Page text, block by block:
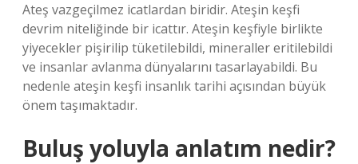
Ateş vazgeçilmez icatlardan biridir. Ateşin keşfi
devrim niteliğinde bir icattır. Ateşin keşfiyle birlikte
yiyecekler pişirilip tüketilebildi, mineraller eritilebildi
ve insanlar avlanma dünyalarını tasarlayabildi. Bu
nedenle ateşin keşfi insanlık tarihi açısından büyük
önem taşımaktadır.
Buluş yoluyla anlatım nedir?